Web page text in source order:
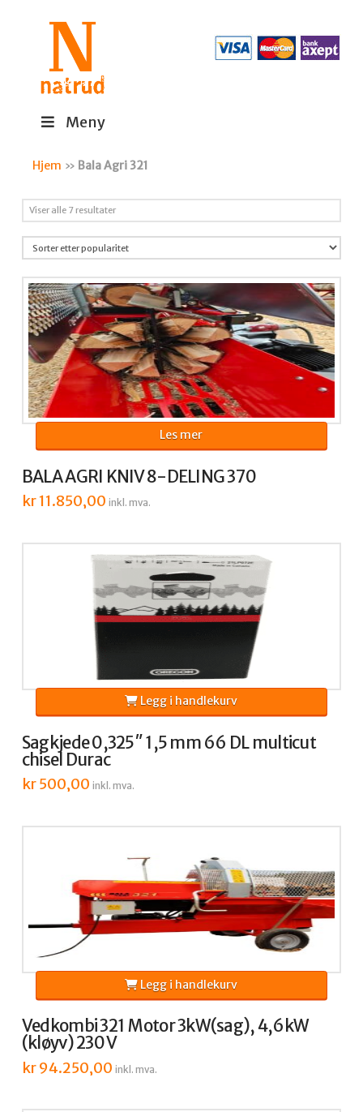
Meny
Hjem » Bala Agri 321
Viser alle 7 resultaterSortert
propularitet
BALA AGRI KNIV 8-DELING 370
kr11.850,00 inkl. mva.
Les mer
Sagkjede 0,325″ 1,5 mm 66 DL multicut
chisel Durac
kr500,00 inkl. mva.
Legg i handlekurv
Vedkombi 321 Motor 3kW(sag), 4,6kW
(kløyv) 230 V
kr94.250,00 inkl. mva.
Legg i handlekurv